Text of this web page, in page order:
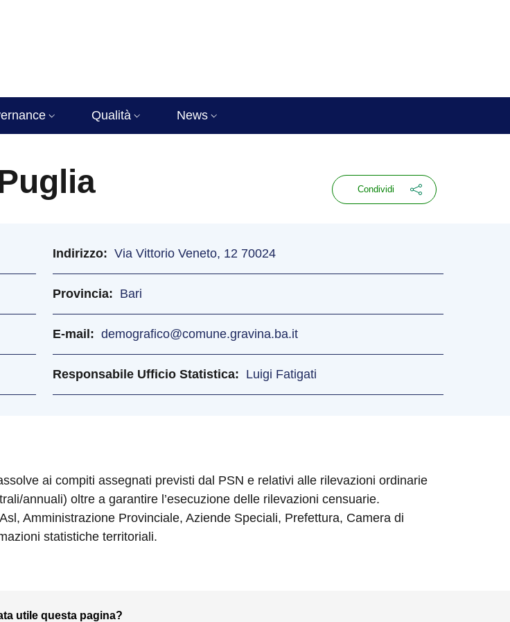
Qualità News
Condividi
Indirizzo Via Vittorio Veneto, 12 70024
Provincia Bari
E-mail demografico@comune.gravina.ba.it
Responsabile Ufficio Statistica Luigi Fatigati
ai compiti assegnati previsti dal PSN e relativi alle rilevazioni ordinarie
annuali) oltre a garantire l’esecuzione delle rilevazioni censuarie.
Amministrazione Provinciale, Aziende Speciali, Prefettura, Camera di
statistiche territoriali.
utile questa pagina?